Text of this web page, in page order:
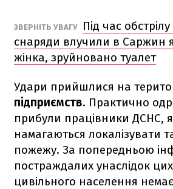
ЗВЕРНІТЬ УВАГУ
Під час
снаряди влучили в Саржин
жінка, зруйновано туалет
Удари прийшлися на
підприємств. Практично
прибули працівники ДСНС,
намагаються локалізувати
пожежу. За попередньою
постраждалих унаслідок
цивільного населення